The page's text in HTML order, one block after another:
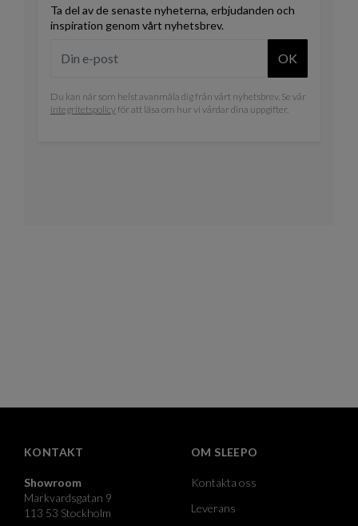
Ta del av de senaste nyheterna, erbjudanden och
inspiration genom vårt nyhetsbrev.
OK
Du kan när som helst avanmäla dig från vårt nyhetsbrev. Se vår
integritetspolicyför att läsa om hur vi vårdar dina uppgifter.
KONTAKT
Showroom
Markvardsgatan 9
113 53 Stockholm
OM SLEEPO
Kontakta oss
Leverans